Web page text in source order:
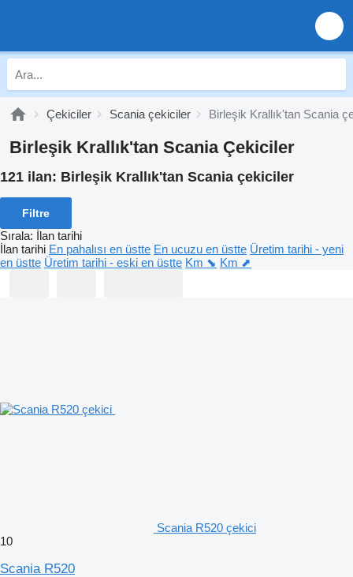
Çekiciler Scania çekiciler Birleşik Krallık'tan Scania
Birleşik Krallık'tan Scania Çekiciler
121 ilan: Birleşik Krallık'tan Scania çekiciler
Filtre
Sırala: İlan tarihi
İlan tarihi En pahalısı en üstte En ucuzu en üstte Üretim tarihi - yeni
en üstte Üretim tarihi - eski en üstte Km ⬊ Km ⬈
Scania R520 çekici
10
Scania R520